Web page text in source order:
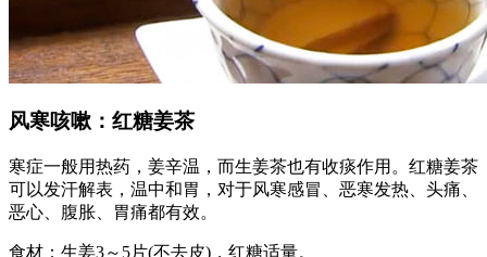
风寒咳嗽：红糖姜茶
寒症一般用热药，姜辛温，而生姜茶也有收痰作用。红糖姜茶
可以发汗解表，温中和胃，对于风寒感冒、恶寒发热、头痛、
恶心、腹胀、胃痛都有效。
食材：生姜3～5片(不去皮)，红糖适量。